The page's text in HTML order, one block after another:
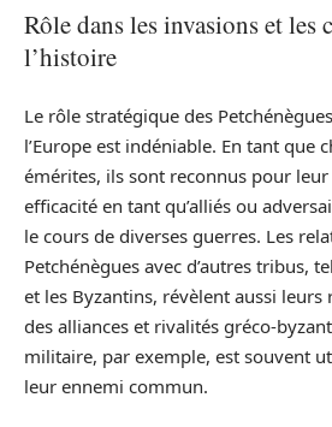
Rôle dans les invasions et les
l’histoire
Le rôle stratégique des
l’Europe est indéniable. En tant que
émérites, ils sont reconnus pour
efficacité en tant qu’alliés ou
le cours de diverses guerres. Les
Petchénègues avec d’autres tribus,
et les Byzantins, révèlent aussi
des alliances et rivalités gréco-
militaire, par exemple, est souvent
leur ennemi commun.